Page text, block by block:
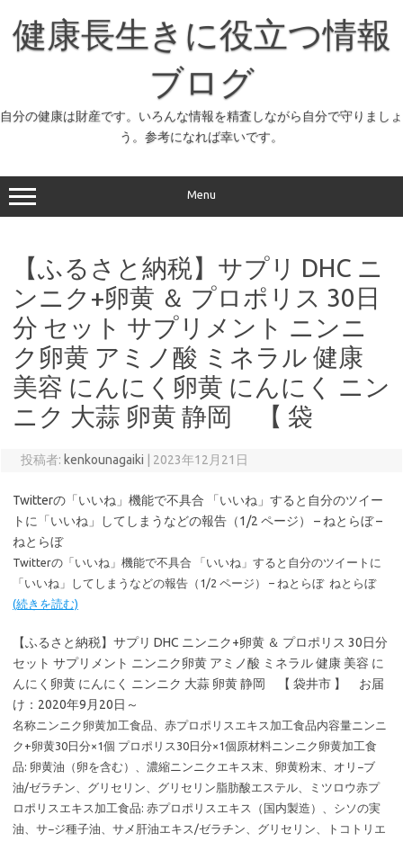
プ
健康長生きに役立つ情報
ブログ
自分の健康は財産です。いろんな情報を精査しながら自分で守りましょ
う。参考になれば幸いです。
Menu
【ふるさと納税】サプリ DHC ニ
ンニク+卵黄 ＆ プロポリス 30日
分 セット サプリメント ニンニ
ク卵黄 アミノ酸 ミネラル 健康
美容 にんにく卵黄 にんにく ニン
ニク 大蒜 卵黄 静岡 【 袋
投稿者: kenkounagaiki 2023年12月21日
Twitterの「いいね」機能で不具合 「いいね」すると自分のツイー
トに「いいね」してしまうなどの報告（1/2 ページ） – ねとらぼ –
ねとらぼ
Twitterの「いいね」機能で不具合 「いいね」すると自分のツイートに
「いいね」してしまうなどの報告（1/2 ページ） – ねとらぼ ねとらぼ
(続きを読む)
【ふるさと納税】サプリ DHC ニンニク+卵黄 ＆ プロポリス 30日分
セット サプリメント ニンニク卵黄 アミノ酸 ミネラル 健康 美容 に
んにく卵黄 にんにく ニンニク 大蒜 卵黄 静岡 【 袋井市 】 お届
け：2020年9月20日～
名称ニンニク卵黄加工食品、赤プロポリスエキス加工食品内容量ニンニ
ク+卵黄30日分×1個 プロポリス30日分×1個原材料ニンニク卵黄加工食
品: 卵黄油（卵を含む）、濃縮ニンニクエキス末、卵黄粉末、オリ−ブ
油/ゼラチン、グリセリン、グリセリン脂肪酸エステル、ミツロウ赤プ
ロポリスエキス加工食品: 赤プロポリスエキス（国内製造）、シソの実
油、サ−ジ種子油、サメ肝油エキス/ゼラチン、グリセリン、トコトリエ